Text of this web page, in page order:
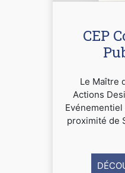
CEP
Le Maître
Actions
proximité de